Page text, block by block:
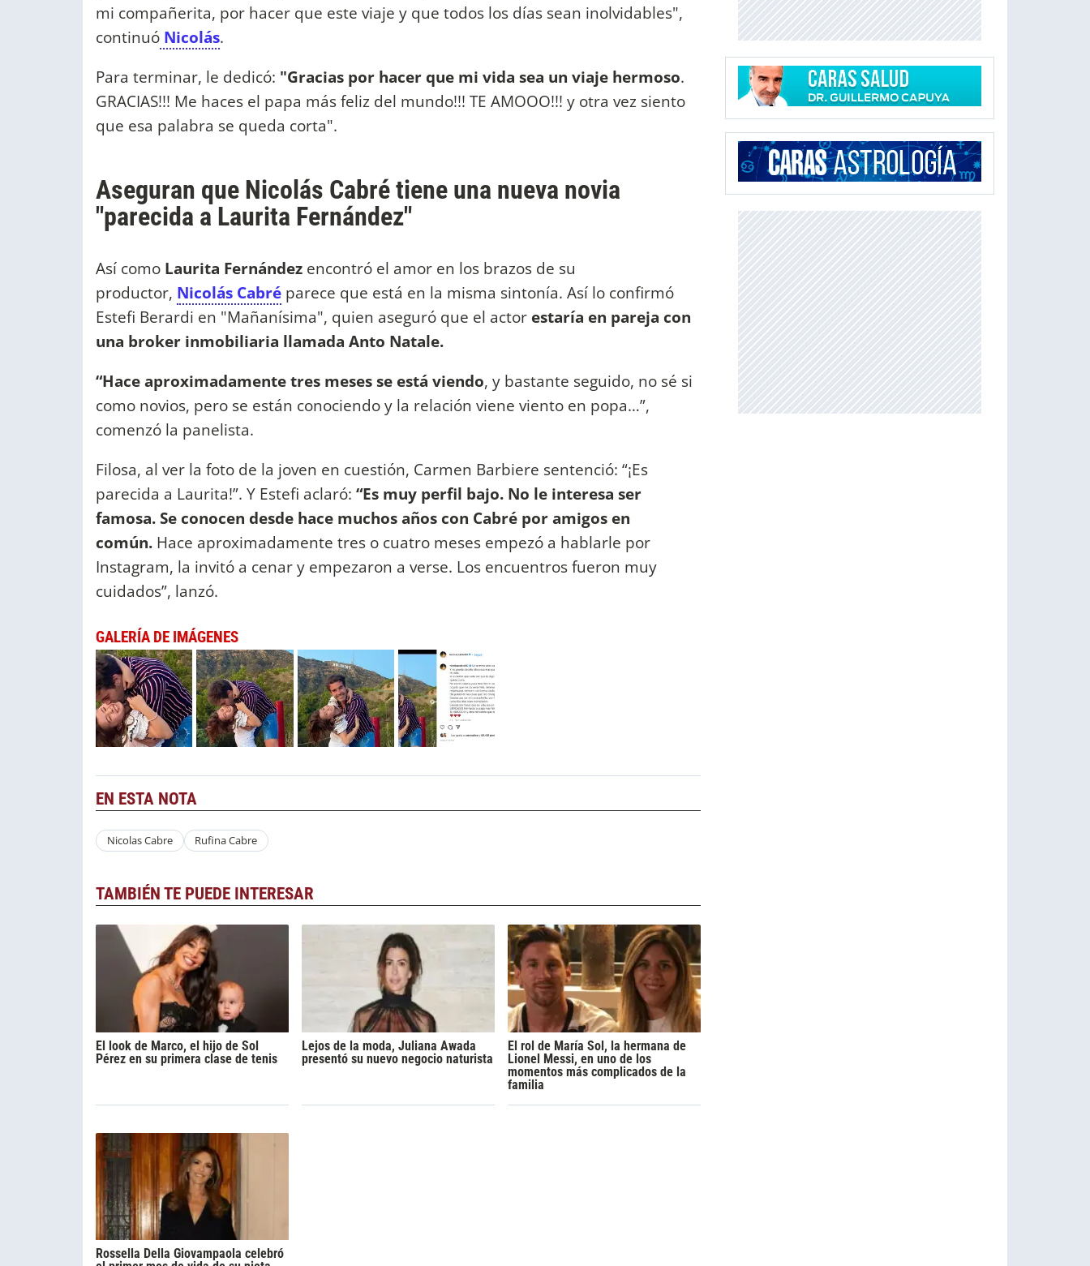
mi compañerita, por hacer que este viaje y que todos los días sean inolvidables",
continuó Nicolás.
Para terminar, le dedicó: "Gracias por hacer que mi vida sea un viaje hermoso.
GRACIAS!!! Me haces el papa más feliz del mundo!!! TE AMOOO!!! y otra vez siento
que esa palabra se queda corta".
Aseguran que Nicolás Cabré tiene una nueva novia
"parecida a Laurita Fernández"
Así como Laurita Fernández encontró el amor en los brazos de su
productor, Nicolás Cabré parece que está en la misma sintonía. Así lo confirmó
Estefi Berardi en "Mañanísima", quien aseguró que el actor estaría en pareja con
una broker inmobiliaria llamada Anto Natale.
“Hace aproximadamente tres meses se está viendo, y bastante seguido, no sé si
como novios, pero se están conociendo y la relación viene viento en popa…”,
comenzó la panelista.
Filosa, al ver la foto de la joven en cuestión, Carmen Barbiere sentenció: “¡Es
parecida a Laurita!”. Y Estefi aclaró: “Es muy perfil bajo. No le interesa ser
famosa. Se conocen desde hace muchos años con Cabré por amigos en
común. Hace aproximadamente tres o cuatro meses empezó a hablarle por
Instagram, la invitó a cenar y empezaron a verse. Los encuentros fueron muy
cuidados”, lanzó.
GALERÍA DE IMÁGENES
EN ESTA NOTA
Nicolas Cabre Rufina Cabre
TAMBIÉN TE PUEDE INTERESAR
El look de Marco, el hijo de Sol
Pérez en su primera clase de tenis
Lejos de la moda, Juliana Awada
presentó su nuevo negocio naturista
El rol de María Sol, la hermana de
Lionel Messi, en uno de los
momentos más complicados de la
familia
Rossella Della Giovampaola celebró